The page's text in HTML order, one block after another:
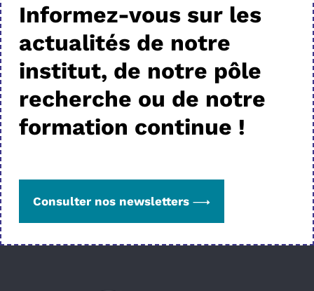
Informez-vous sur les
actualités de notre
institut, de notre pôle
recherche ou de notre
formation continue !
Consulter nos newsletters